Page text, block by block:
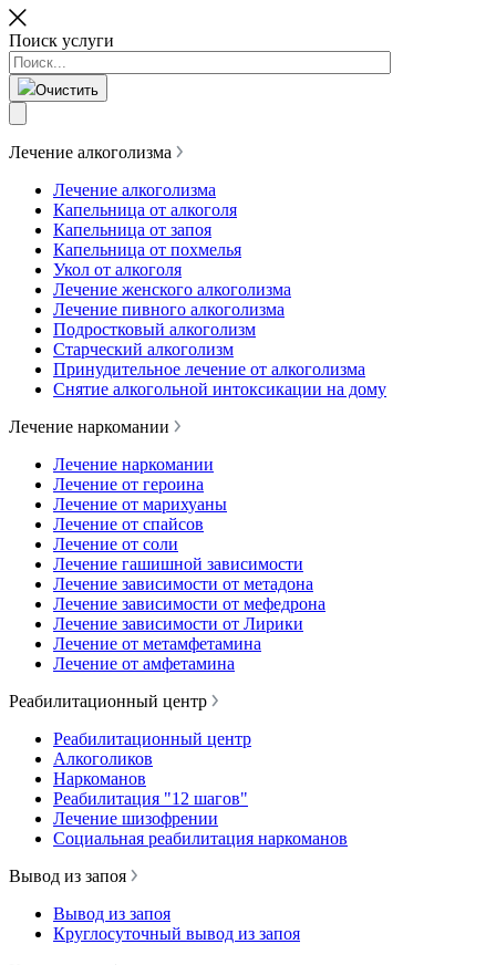
Поиск услуги
Очистить
Лечение алкоголизма
Лечение алкоголизма
Капельница от алкоголя
Капельница от запоя
Капельница от похмелья
Укол от алкоголя
Лечение женского алкоголизма
Лечение пивного алкоголизма
Подростковый алкоголизм
Старческий алкоголизм
Принудительное лечение от алкоголизма
Снятие алкогольной интоксикации на дому
Лечение наркомании
Лечение наркомании
Лечение от героина
Лечение от марихуаны
Лечение от спайсов
Лечение от соли
Лечение гашишной зависимости
Лечение зависимости от метадона
Лечение зависимости от мефедрона
Лечение зависимости от Лирики
Лечение от метамфетамина
Лечение от амфетамина
Реабилитационный центр
Реабилитационный центр
Алкоголиков
Наркоманов
Реабилитация "12 шагов"
Лечение шизофрении
Социальная реабилитация наркоманов
Вывод из запоя
Вывод из запоя
Круглосуточный вывод из запоя